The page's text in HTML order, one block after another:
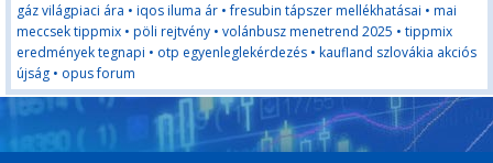
gáz világpiaci ára • iqos iluma ár •fresubin tápszer mellékhatásai • mai
meccsek tippmix • pöli rejtvény • volánbusz menetrend 2025 • tippmix
eredmények tegnapi • otp egyenleglekérdezés • kaufland szlovákia akciós
újság • opus forum